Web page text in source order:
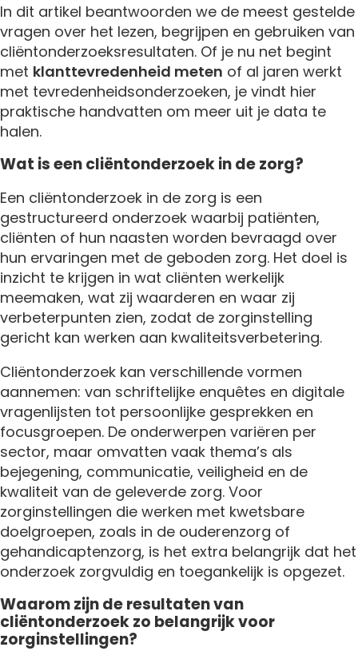
In dit artikel beantwoorden we de meest gestelde
vragen over het lezen, begrijpen en gebruiken van
cliëntonderzoeksresultaten. Of je nu net begint
met klanttevredenheid meten of al jaren werkt
met tevredenheidsonderzoeken, je vindt hier
praktische handvatten om meer uit je data te
halen.
Wat is een cliëntonderzoek in de zorg?
Een cliëntonderzoek in de zorg is een
gestructureerd onderzoek waarbij patiënten,
cliënten of hun naasten worden bevraagd over
hun ervaringen met de geboden zorg. Het doel is
inzicht te krijgen in wat cliënten werkelijk
meemaken, wat zij waarderen en waar zij
verbeterpunten zien, zodat de zorginstelling
gericht kan werken aan kwaliteitsverbetering.
Cliëntonderzoek kan verschillende vormen
aannemen: van schriftelijke enquêtes en digitale
vragenlijsten tot persoonlijke gesprekken en
focusgroepen. De onderwerpen variëren per
sector, maar omvatten vaak thema’s als
bejegening, communicatie, veiligheid en de
kwaliteit van de geleverde zorg. Voor
zorginstellingen die werken met kwetsbare
doelgroepen, zoals in de ouderenzorg of
gehandicaptenzorg, is het extra belangrijk dat het
onderzoek zorgvuldig en toegankelijk is opgezet.
Waarom zijn de resultaten van
cliëntonderzoek zo belangrijk voor
zorginstellingen?